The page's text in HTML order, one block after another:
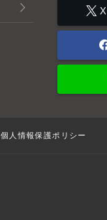
個人情報保護ポリシー